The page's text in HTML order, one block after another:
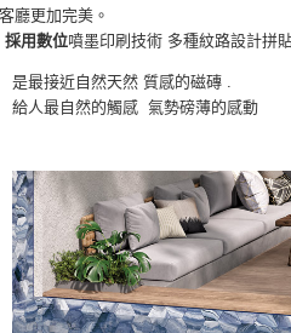
廳更加完美。
用數位噴墨印刷技術 多種紋路設計拼
是最接近自然天然 質感的磁磚 .
給人最自然的觸感 氣勢磅薄的感動